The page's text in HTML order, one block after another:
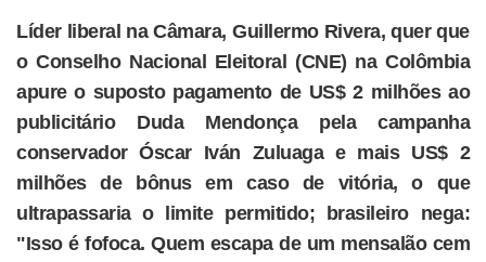
Líder liberal na Câmara, Guillermo Rivera, quer que
o Conselho Nacional Eleitoral (CNE) na Colômbia
apure o suposto pagamento de US$ 2 milhões ao
publicitário Duda Mendonça pela campanha
conservador Óscar Iván Zuluaga e mais US$ 2
milhões de bônus em caso de vitória, o que
ultrapassaria o limite permitido; brasileiro nega:
"Isso é fofoca. Quem escapa de um mensalão cem